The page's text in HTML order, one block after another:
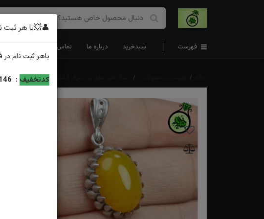
فهرست سبدخرید درباره ما تماس با ما
مدال نقره عقق زرد شرف الشمس اصل مردانه(دعای شرف
👤💥با هر ثبت
باهر ثبت نام در
کدتخفیف :